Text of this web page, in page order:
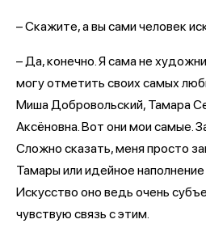
– Скажите, а вы сами человек
– Да, конечно. Я сама не
могу отметить своих самых
Миша Добровольский, Тамара
Аксёновна. Вот они мои самые.
Сложно сказать, меня просто
Тамары или идейное
Искусство оно ведь очень
чувствую связь с этим.